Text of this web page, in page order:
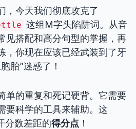
，今天我们彻底攻克了
这组M字头陷阱词。从音
见搭配和高分句型的掌握，再
，你现在应该已经武装到了牙
胎”迷惑了！
单的重复和死记硬背。它需要
要科学的工具来辅助。这
分数差距的得分点 ！